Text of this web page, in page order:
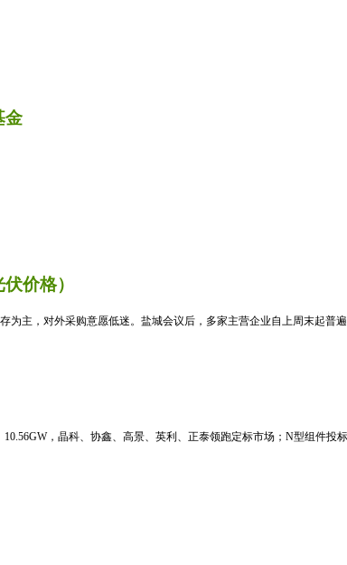
金
价格）
主，对外采购意愿低迷。盐城会议后，多家主营企业自上周末起普
，晶科、协鑫、高景、英利、正泰领跑定标市场；N型组件投